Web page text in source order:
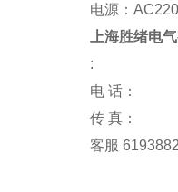
电源：
上海胜绪电
:
电 话：
传 真：
客服